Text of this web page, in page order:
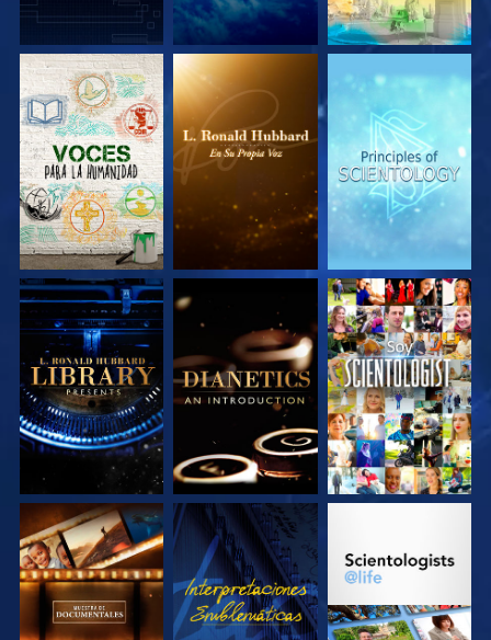
EXPLORA LAS
SERIES
EXPLORA LAS
SERIES
EXPLORA LAS
SERIES
EXPLORA LAS
SERIES
EXPLORA LAS
SERIES
VE
EXPLORA LAS
SERIES
VE
EXPLORA LAS